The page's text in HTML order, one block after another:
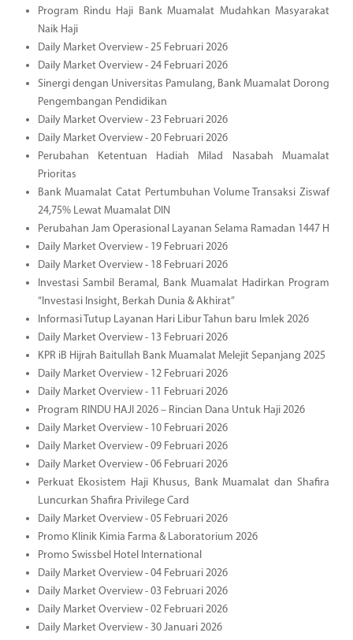
Program Rindu Haji Bank Muamalat Mudahkan Masyarakat
Naik Haji
Daily Market Overview - 25 Februari 2026
Daily Market Overview - 24 Februari 2026
Sinergi dengan Universitas Pamulang, Bank Muamalat Dorong
Pengembangan Pendidikan
Daily Market Overview - 23 Februari 2026
Daily Market Overview - 20 Februari 2026
Perubahan Ketentuan Hadiah Milad Nasabah Muamalat
Prioritas
Bank Muamalat Catat Pertumbuhan Volume Transaksi Ziswaf
24,75% Lewat Muamalat DIN
Perubahan Jam Operasional Layanan Selama Ramadan 1447 H
Daily Market Overview - 19 Februari 2026
Daily Market Overview - 18 Februari 2026
Investasi Sambil Beramal, Bank Muamalat Hadirkan Program
“Investasi Insight, Berkah Dunia & Akhirat”
Informasi Tutup Layanan Hari Libur Tahun baru Imlek 2026
Daily Market Overview - 13 Februari 2026
KPR iB Hijrah Baitullah Bank Muamalat Melejit Sepanjang 2025
Daily Market Overview - 12 Februari 2026
Daily Market Overview - 11 Februari 2026
Program RINDU HAJI 2026 – Rincian Dana Untuk Haji 2026
Daily Market Overview - 10 Februari 2026
Daily Market Overview - 09 Februari 2026
Daily Market Overview - 06 Februari 2026
Perkuat Ekosistem Haji Khusus, Bank Muamalat dan Shafira
Luncurkan Shafira Privilege Card
Daily Market Overview - 05 Februari 2026
Promo Klinik Kimia Farma & Laboratorium 2026
Promo Swissbel Hotel International
Daily Market Overview - 04 Februari 2026
Daily Market Overview - 03 Februari 2026
Daily Market Overview - 02 Februari 2026
Daily Market Overview - 30 Januari 2026